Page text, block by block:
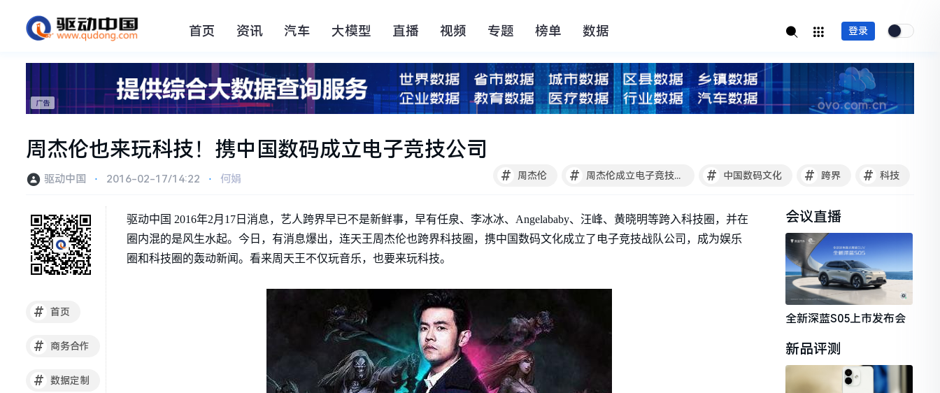
首页 资讯 汽车 大模型 直播 视频 专题 榜单 数据 登录
周杰伦也来玩科技！携中国数码成立电子竞技公司
# 周杰伦 # 周杰伦成立电子竞技公司 # 中国数码文化 # 跨界 # 科技
驱动中国 ⋅ 2016-02-17/14:22 ⋅ 何娟
# 首页
# 商务合作
# 数据定制
驱动中国 2016年2月17日消息，艺人跨界早已不是新鲜事，早有任泉、李冰冰、Angelababy、汪峰、黄晓明等跨入科技圈，并在
圈内混的是风生水起。今日，有消息爆出，连天王周杰伦也跨界科技圈，携中国数码文化成立了电子竞技战队公司，成为娱乐
圈和科技圈的轰动新闻。看来周天王不仅玩音乐，也要来玩科技。
会议直播
全新深蓝S05上市发布会
新品评测